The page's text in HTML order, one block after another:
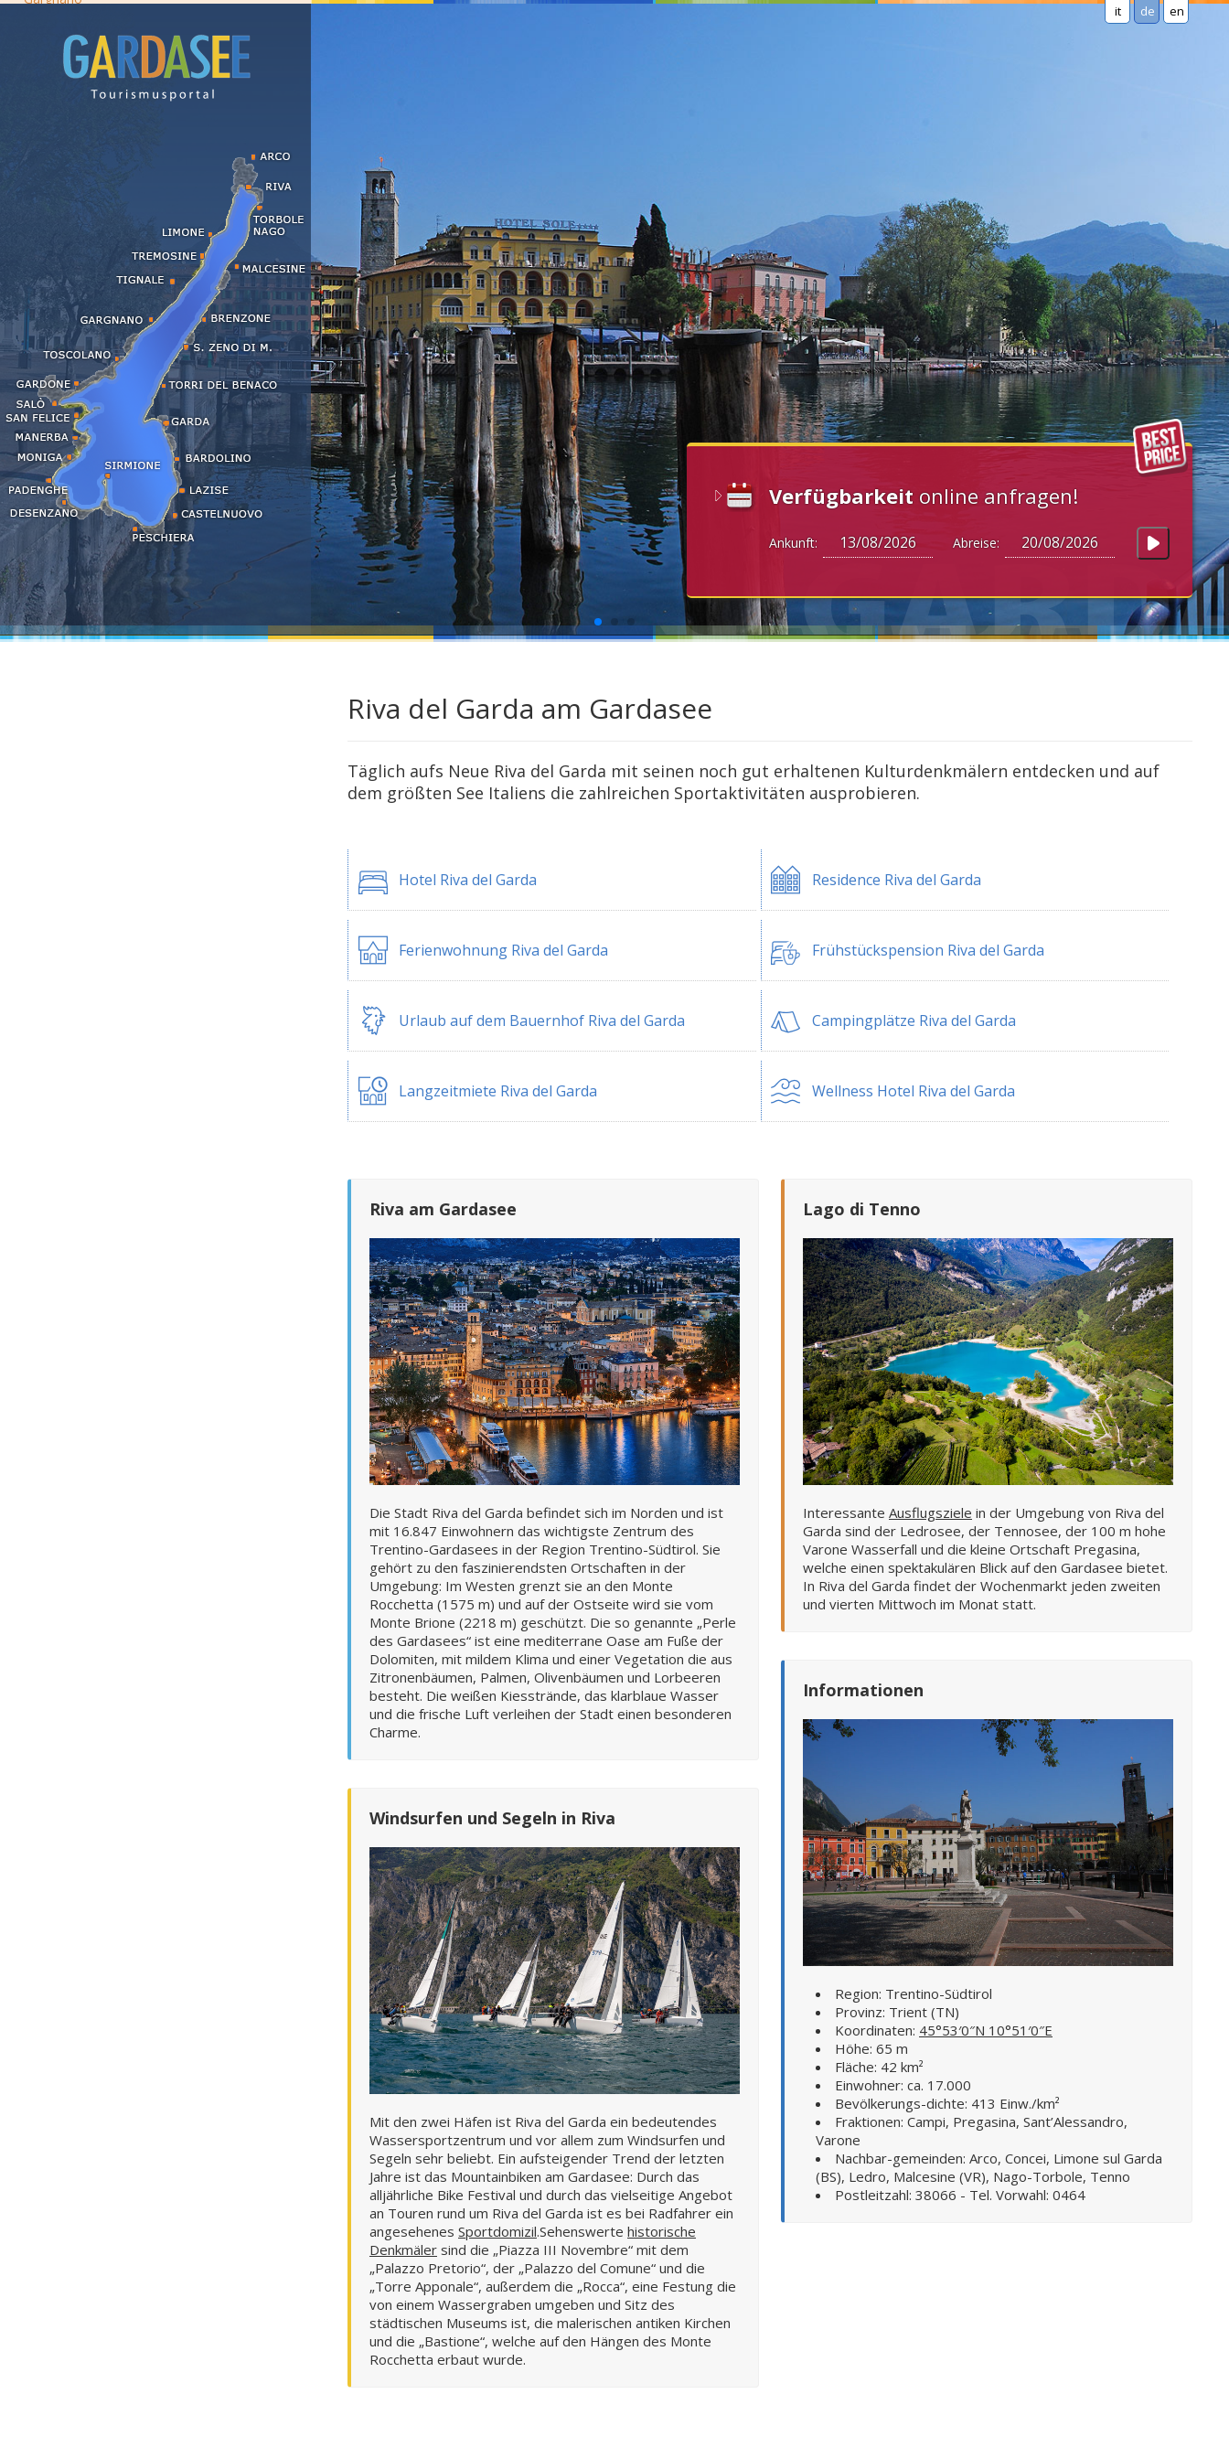
it de en
Verfügbarkeit online anfragen!
Ankunft: Abreise:
Limone
Moniga
Padenghe
Riva del Garda
Salò
San Felice
San Zeno di Montagna
Sirmione
Tignale
Torbole - Nago
Torri del Benaco
Toscolano
Tremosine
Riva del Garda am Gardasee
Täglich aufs Neue Riva del Garda mit seinen noch gut erhaltenen Kulturdenkmälern entdecken und auf
dem größten See Italiens die zahlreichen Sportaktivitäten ausprobieren.
Hotel Riva del Garda Residence Riva del Garda
Ferienwohnung Riva del Garda Frühstückspension Riva del Garda
Urlaub auf dem Bauernhof Riva del Garda Campingplätze Riva del Garda
Langzeitmiete Riva del Garda Wellness Hotel Riva del Garda
Riva am Gardasee
Die Stadt Riva del Garda befindet sich im Norden und ist
mit 16.847 Einwohnern das wichtigste Zentrum des
Trentino-Gardasees in der Region Trentino-Südtirol. Sie
gehört zu den faszinierendsten Ortschaften in der
Umgebung: Im Westen grenzt sie an den Monte
Rocchetta (1575 m) und auf der Ostseite wird sie vom
Monte Brione (2218 m) geschützt. Die so genannte „Perle
des Gardasees“ ist eine mediterrane Oase am Fuße der
Dolomiten, mit mildem Klima und einer Vegetation die aus
Zitronenbäumen, Palmen, Olivenbäumen und Lorbeeren
besteht. Die weißen Kiesstrände, das klarblaue Wasser
und die frische Luft verleihen der Stadt einen besonderen
Charme.
Windsurfen und Segeln in Riva
Mit den zwei Häfen ist Riva del Garda ein bedeutendes
Wassersportzentrum und vor allem zum Windsurfen und
Segeln sehr beliebt. Ein aufsteigender Trend der letzten
Jahre ist das Mountainbiken am Gardasee: Durch das
alljährliche Bike Festival und durch das vielseitige Angebot
an Touren rund um Riva del Garda ist es bei Radfahrer ein
angesehenes Sportdomizil.Sehenswerte historische
Denkmäler sind die „Piazza III Novembre“ mit dem
„Palazzo Pretorio“, der „Palazzo del Comune“ und die
„Torre Apponale“, außerdem die „Rocca“, eine Festung die
von einem Wassergraben umgeben und Sitz des
städtischen Museums ist, die malerischen antiken Kirchen
und die „Bastione“, welche auf den Hängen des Monte
Rocchetta erbaut wurde.
Lago di Tenno
Interessante Ausflugsziele in der Umgebung von Riva del
Garda sind der Ledrosee, der Tennosee, der 100 m hohe
Varone Wasserfall und die kleine Ortschaft Pregasina,
welche einen spektakulären Blick auf den Gardasee bietet.
In Riva del Garda findet der Wochenmarkt jeden zweiten
und vierten Mittwoch im Monat statt.
Informationen
Region: Trentino-Südtirol
Provinz: Trient (TN)
Koordinaten: 45°53′0″N 10°51′0″E
Höhe: 65 m
Fläche: 42 km²
Einwohner: ca. 17.000
Bevölkerungs-dichte: 413 Einw./km²
Fraktionen: Campi, Pregasina, Sant’Alessandro,
Varone
Nachbar-gemeinden: Arco, Concei, Limone sul Garda
(BS), Ledro, Malcesine (VR), Nago-Torbole, Tenno
Postleitzahl: 38066 - Tel. Vorwahl: 0464